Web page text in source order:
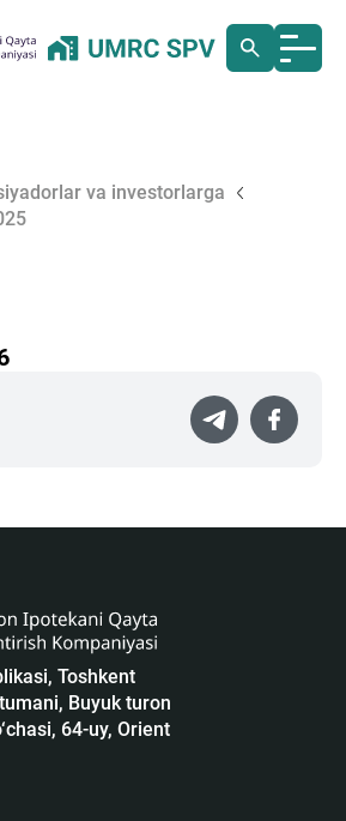
va investorlarga
Toshkent
Buyuk turon
64-uy, Orient